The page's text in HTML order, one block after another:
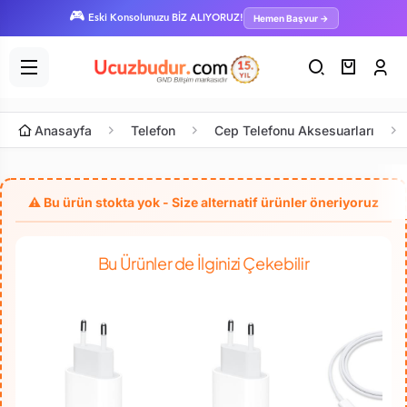
🎮 Eski Konsolunuzu BİZ ALIYORUZ! Hemen Başvur →
Anasayfa Telefon Cep Telefonu Aksesuarları
Bu Ürünler de İlginizi Çekebilir